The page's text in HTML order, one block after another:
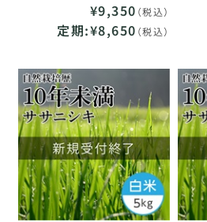
¥9,350 （税込）
定期:¥8,650 （税込）